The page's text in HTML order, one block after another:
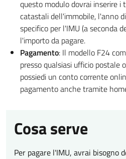
questo modulo dovrai inserire i
catastali dell'immobile, l'anno
specifico per l'IMU (a seconda
l'importo da pagare.
Pagamento: Il modello F24
presso qualsiasi ufficio postale
possiedi un conto corrente
pagamento anche tramite
Cosa serve
Per pagare l'IMU, avrai bisogno